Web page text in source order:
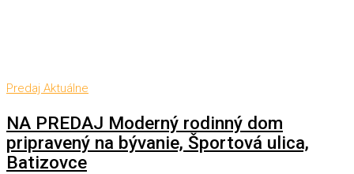
Predaj Aktuálne
NA PREDAJ Moderný rodinný dom
pripravený na bývanie, Športová ulica,
Batizovce